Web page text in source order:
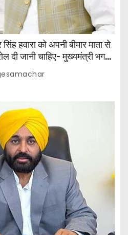
हवारा को अपनी बीमार माता से
दी जानी चाहिए- मुख्यमंत्री भगवंत